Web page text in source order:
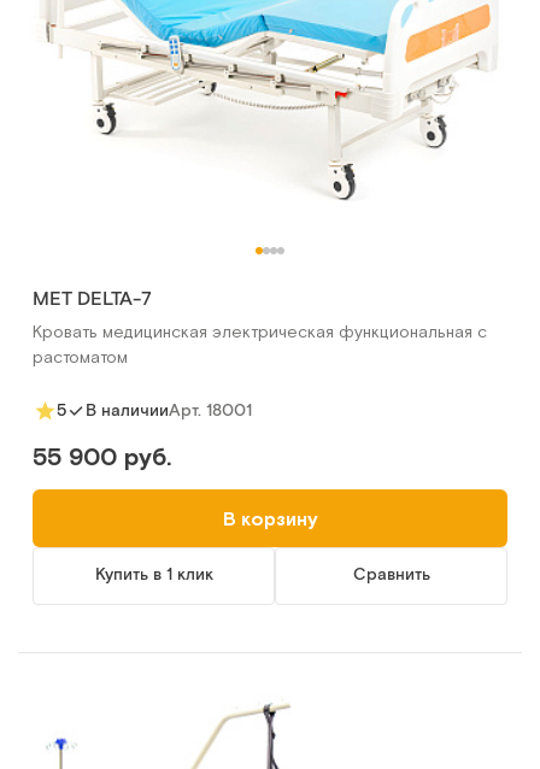
MET DELTA-7
Кровать медицинская электрическая функциональная с
растоматом
5 В наличииАрт. 18001
55 900 руб.
В корзину
Купить в 1 клик Сравнить